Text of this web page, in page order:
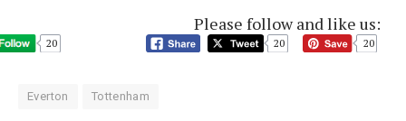
Please follow and like us:
20 20 20
Everton Tottenham